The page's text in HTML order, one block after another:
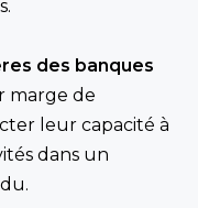
des banques
marge de
leur capacité à
dans un